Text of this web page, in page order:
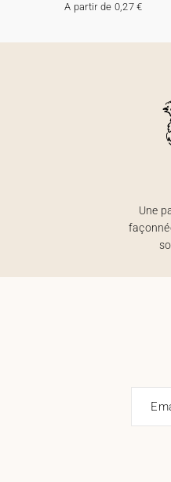
A partir de 0,27 €
Une